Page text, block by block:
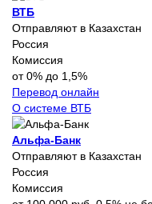
ВТБ
Отправляют в Казахстан
Россия
Комиссия
от 0% до 1,5%
Перевод онлайн
О системе ВТБ
Альфа-Банк
Отправляют в Казахстан
Россия
Комиссия